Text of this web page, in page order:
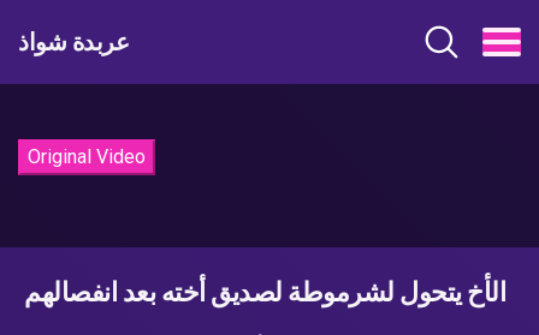
عربدة شواذ
Original Video
الأخ يتحول لشرموطة لصديق أخته بعد انفصالهم